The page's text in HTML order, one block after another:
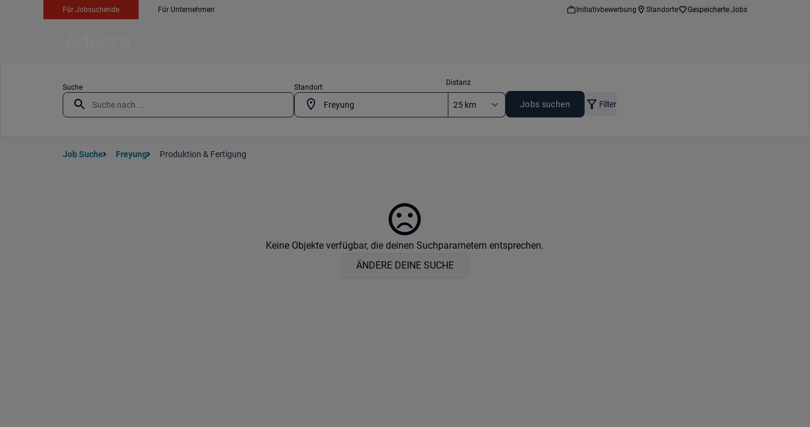
Für Jobsuchende Für Unternehmen Initiativbewerbung Standorte Gespeicherte Jobs
Suche Standort
Distanz
Jobs suchen Filter
Job Suche Freyung Produktion & Fertigung
Keine Objekte verfügbar, die deinen Suchparametern entsprechen.
ÄNDERE DEINE SUCHE